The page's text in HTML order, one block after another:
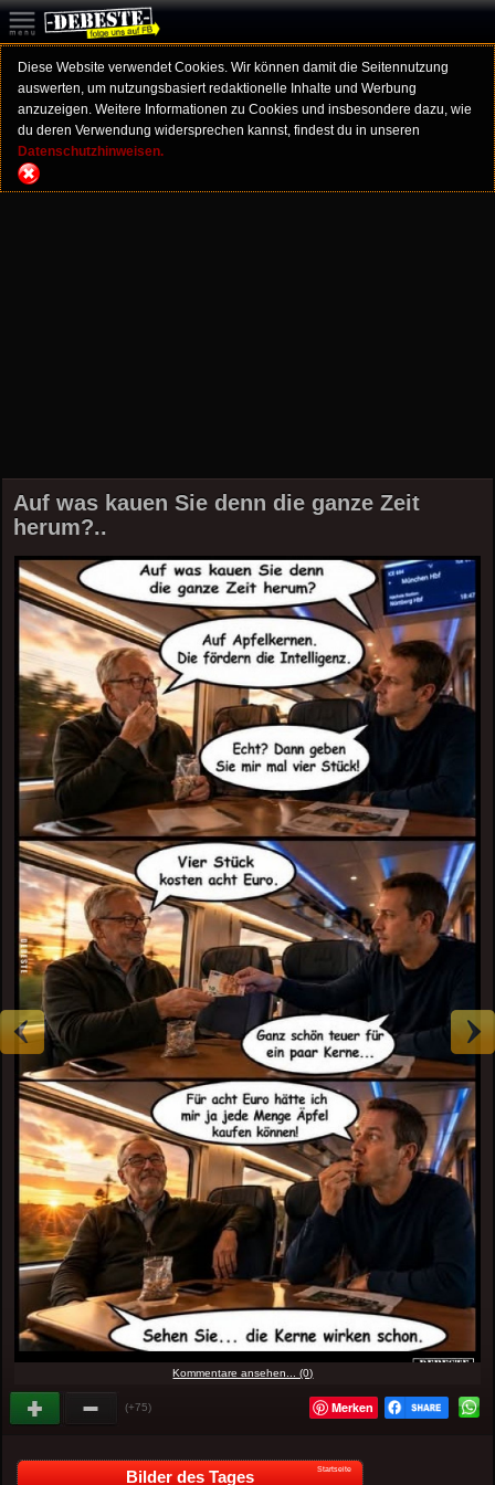
Diese Website verwendet Cookies. Wir können damit die Seitennutzung
auswerten, um nutzungsbasiert redaktionelle Inhalte und Werbung
anzuzeigen. Weitere Informationen zu Cookies und insbesondere dazu, wie
du deren Verwendung widersprechen kannst, findest du in unseren
Datenschutzhinweisen.
Auf was kauen Sie denn die ganze Zeit
herum?..
Kommentare ansehen... (0)
(+75) Merken
Bilder des Tages Startseite